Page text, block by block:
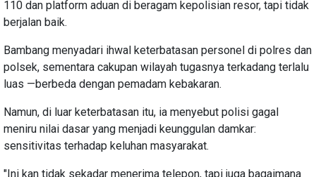
110 dan platform aduan di beragam kepolisian resor, tapi tidak
berjalan baik.
Bambang menyadari ihwal keterbatasan personel di polres dan
polsek, sementara cakupan wilayah tugasnya terkadang terlalu
luas —berbeda dengan pemadam kebakaran.
Namun, di luar keterbatasan itu, ia menyebut polisi gagal
meniru nilai dasar yang menjadi keunggulan damkar:
sensitivitas terhadap keluhan masyarakat.
"Ini kan tidak sekadar menerima telepon, tapi juga bagaimana